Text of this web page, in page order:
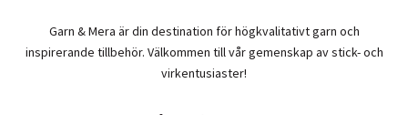
väljas
Garn & Mera är din destination för högkvalitativt garn och
inspirerande tillbehör. Välkommen till vår gemenskap av stick- och
virkentusiaster!